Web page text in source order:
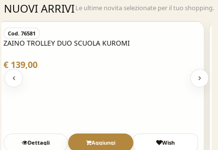
NUOVI ARRIVILe ultime novita selezionate per il tuo shopping.
Acquisto Veloce
Cod. 76582
ZAINO TROLLEY DUO SCUOLA HELLO KITTY
€ 139,00
Dettagli Aggiungi Wish